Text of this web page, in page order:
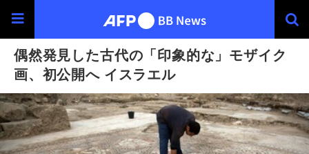
偶然発見した古代の「印象的な」モザイク
画、初公開へ イスラエル